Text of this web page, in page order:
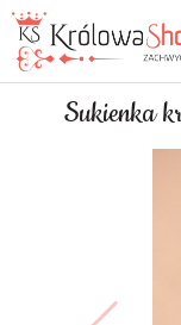
Sukienka